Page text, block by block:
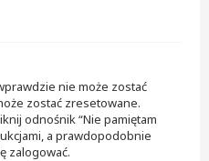
nie może zostać
zostać zresetowane.
odnośnik “Nie pamiętam
a prawdopodobnie
zalogować.